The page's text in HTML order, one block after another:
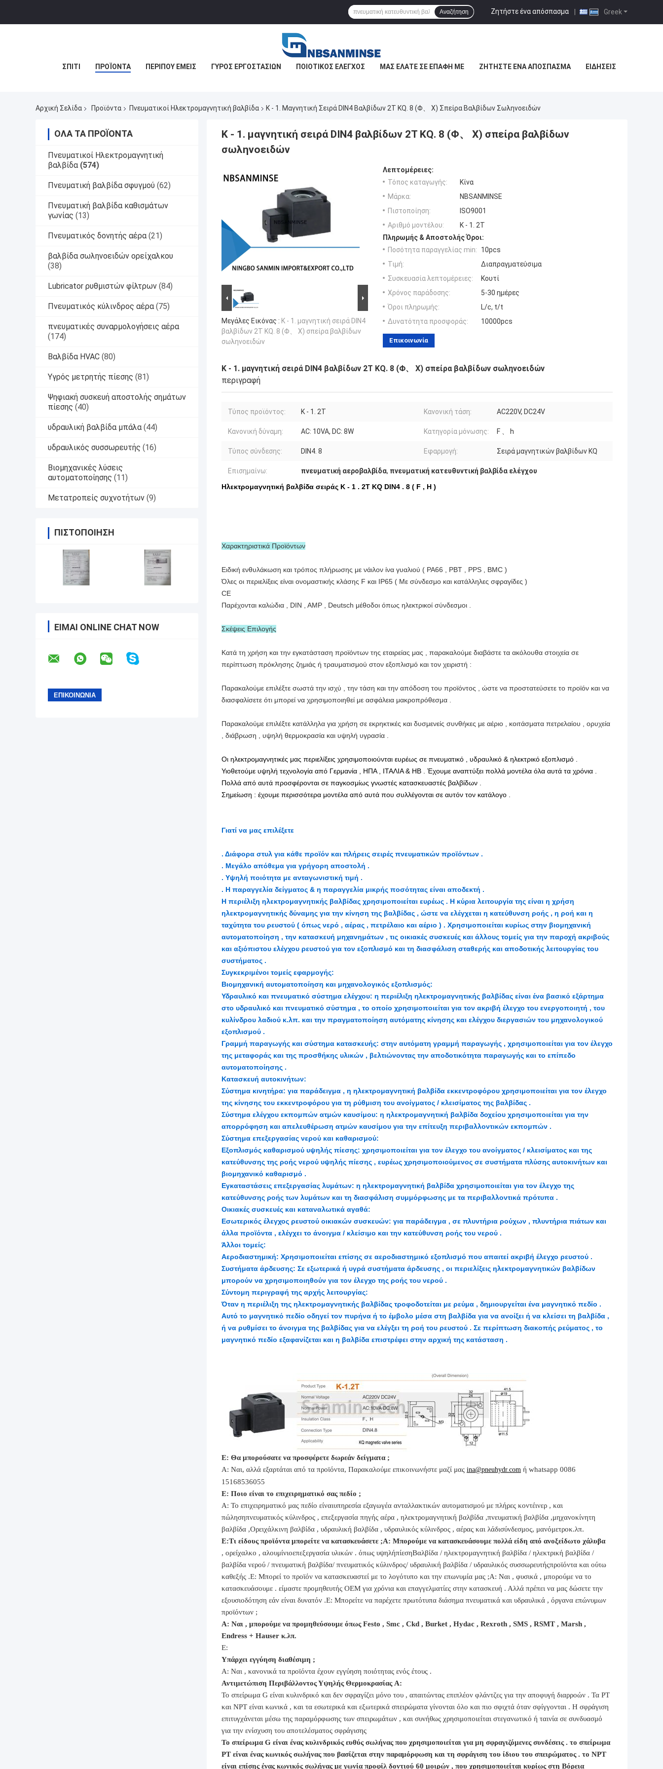
Greek
Ζητήστε ένα απόσπασμα |
Αναζήτηση
ΣΠΊΤΙ ΠΡΟΪΌΝΤΑ ΠΕΡΊΠΟΥ ΕΜΕΊΣ ΓΎΡΟΣ ΕΡΓΟΣΤΑΣΊΩΝ ΠΟΙΟΤΙΚΌΣ ΈΛΕΓΧΟΣ ΜΑΣ ΕΛΆΤΕ ΣΕ ΕΠΑΦΉ ΜΕ ΖΗΤΉΣΤΕ ΈΝΑ ΑΠΌΣΠΑΣΜΑ ΕΙΔΉΣΕΙΣ
Αρχική Σελίδα Προϊόντα Πνευματικοί Ηλεκτρομαγνητική βαλβίδα K - 1. Μαγνητική Σειρά DIN4 Βαλβίδων 2T KQ. 8 (Φ、 Χ) Σπείρα Βαλβίδων Σωληνοειδών
ΌΛΑ ΤΑ ΠΡΟΪΌΝΤΑ
Πνευματικοί Ηλεκτρομαγνητική
βαλβίδα (574)
Πνευματική βαλβίδα σφυγμού (62)
Πνευματική βαλβίδα καθισμάτων
γωνίας (13)
Πνευματικός δονητής αέρα (21)
βαλβίδα σωληνοειδών ορείχαλκου
(38)
Lubricator ρυθμιστών φίλτρων (84)
Πνευματικός κύλινδρος αέρα (75)
πνευματικές συναρμολογήσεις αέρα
(174)
Βαλβίδα HVAC (80)
Υγρός μετρητής πίεσης (81)
Ψηφιακή συσκευή αποστολής σημάτων
πίεσης (40)
υδραυλική βαλβίδα μπάλα (44)
υδραυλικός συσσωρευτής (16)
Βιομηχανικές λύσεις
αυτοματοποίησης (11)
Μετατροπείς συχνοτήτων (9)
ΠΙΣΤΟΠΟΊΗΣΗ
ΕΊΜΑΙ ONLINE CHAT NOW
K - 1. μαγνητική σειρά DIN4 βαλβίδων 2T KQ. 8 (Φ、 Χ) σπείρα βαλβίδων
σωληνοειδών
Μεγάλες Εικόνας : K - 1. μαγνητική σειρά DIN4
βαλβίδων 2T KQ. 8 (Φ、 Χ) σπείρα βαλβίδων
σωληνοειδών
Λεπτομέρειες:
Τόπος καταγωγής:
Κίνα
Μάρκα:
NBSANMINSE
Πιστοποίηση:
ISO9001
Αριθμό μοντέλου:
K - 1. 2T
Πληρωμής & Αποστολής Όροι:
Ποσότητα παραγγελίας min:
10pcs
Τιμή:
Διαπραγματεύσιμα
Συσκευασία λεπτομέρειες:
Κουτί
Χρόνος παράδοσης:
5-30 ημέρες
Όροι πληρωμής:
L/c, t/t
Δυνατότητα προσφοράς:
10000pcs
Επικοινωνία
K - 1. μαγνητική σειρά DIN4 βαλβίδων 2T KQ. 8 (Φ、 Χ) σπείρα βαλβίδων σωληνοειδών
περιγραφή
Τύπος προϊόντος: K - 1. 2T Κανονική τάση: AC220V, DC24V
Κανονική δύναμη: AC: 10VA, DC: 8W Κατηγορία μόνωσης: F 、 h
Τύπος σύνδεσης: DIN4. 8 Εφαρμογή: Σειρά μαγνητικών βαλβίδων KQ
Επισημαίνω: πνευματική αεροβαλβίδα, πνευματική κατευθυντική βαλβίδα ελέγχου
Ηλεκτρομαγνητική βαλβίδα σειράς K - 1 . 2T KQ DIN4 . 8 ( F , H )
Χαρακτηριστικά Προϊόντων
Ειδική ενθυλάκωση και τρόπος πλήρωσης με νάιλον ίνα γυαλιού ( PA66 , PBT , PPS , BMC )
Όλες οι περιελίξεις είναι ονομαστικής κλάσης F και IP65 ( Με σύνδεσμο και κατάλληλες σφραγίδες )
CE
Παρέχονται καλώδια , DIN , AMP , Deutsch μέθοδοι όπως ηλεκτρικοί σύνδεσμοι .
Σκέψεις Επιλογής
Κατά τη χρήση και την εγκατάσταση προϊόντων της εταιρείας μας , παρακαλούμε διαβάστε τα ακόλουθα στοιχεία σε
περίπτωση πρόκλησης ζημιάς ή τραυματισμού στον εξοπλισμό και τον χειριστή :
Παρακαλούμε επιλέξτε σωστά την ισχύ , την τάση και την απόδοση του προϊόντος , ώστε να προστατεύσετε το προϊόν και να
διασφαλίσετε ότι μπορεί να χρησιμοποιηθεί με ασφάλεια μακροπρόθεσμα .
Παρακαλούμε επιλέξτε κατάλληλα για χρήση σε εκρηκτικές και δυσμενείς συνθήκες με αέριο , κοιτάσματα πετρελαίου , ορυχεία
, διάβρωση , υψηλή θερμοκρασία και υψηλή υγρασία .
Οι ηλεκτρομαγνητικές μας περιελίξεις χρησιμοποιούνται ευρέως σε πνευματικό , υδραυλικό & ηλεκτρικό εξοπλισμό .
Υιοθετούμε υψηλή τεχνολογία από Γερμανία , ΗΠΑ , ΙΤΑΛΙΑ & ΗΒ . Έχουμε αναπτύξει πολλά μοντέλα όλα αυτά τα χρόνια .
Πολλά από αυτά προσφέρονται σε παγκοσμίως γνωστές κατασκευαστές βαλβίδων .
Σημείωση : έχουμε περισσότερα μοντέλα από αυτά που συλλέγονται σε αυτόν τον κατάλογο .
Γιατί να μας επιλέξετε
. Διάφορα στυλ για κάθε προϊόν και πλήρεις σειρές πνευματικών προϊόντων .
. Μεγάλο απόθεμα για γρήγορη αποστολή .
. Υψηλή ποιότητα με ανταγωνιστική τιμή .
. Η παραγγελία δείγματος & η παραγγελία μικρής ποσότητας είναι αποδεκτή .
Η περιέλιξη ηλεκτρομαγνητικής βαλβίδας χρησιμοποιείται ευρέως . Η κύρια λειτουργία της είναι η χρήση
ηλεκτρομαγνητικής δύναμης για την κίνηση της βαλβίδας , ώστε να ελέγχεται η κατεύθυνση ροής , η ροή και η
ταχύτητα του ρευστού ( όπως νερό , αέρας , πετρέλαιο και αέριο ) . Χρησιμοποιείται κυρίως στην βιομηχανική
αυτοματοποίηση , την κατασκευή μηχανημάτων , τις οικιακές συσκευές και άλλους τομείς για την παροχή ακριβούς
και αξιόπιστου ελέγχου ρευστού για τον εξοπλισμό και τη διασφάλιση σταθερής και αποδοτικής λειτουργίας του
συστήματος .
Συγκεκριμένοι τομείς εφαρμογής:
Βιομηχανική αυτοματοποίηση και μηχανολογικός εξοπλισμός:
Υδραυλικό και πνευματικό σύστημα ελέγχου: η περιέλιξη ηλεκτρομαγνητικής βαλβίδας είναι ένα βασικό εξάρτημα
στο υδραυλικό και πνευματικό σύστημα , το οποίο χρησιμοποιείται για τον ακριβή έλεγχο του ενεργοποιητή , του
κυλίνδρου λαδιού κ.λπ. και την πραγματοποίηση αυτόματης κίνησης και ελέγχου διεργασιών του μηχανολογικού
εξοπλισμού .
Γραμμή παραγωγής και σύστημα κατασκευής: στην αυτόματη γραμμή παραγωγής , χρησιμοποιείται για τον έλεγχο
της μεταφοράς και της προσθήκης υλικών , βελτιώνοντας την αποδοτικότητα παραγωγής και το επίπεδο
αυτοματοποίησης .
Κατασκευή αυτοκινήτων:
Σύστημα κινητήρα: για παράδειγμα , η ηλεκτρομαγνητική βαλβίδα εκκεντροφόρου χρησιμοποιείται για τον έλεγχο
της κίνησης του εκκεντροφόρου για τη ρύθμιση του ανοίγματος / κλεισίματος της βαλβίδας .
Σύστημα ελέγχου εκπομπών ατμών καυσίμου: η ηλεκτρομαγνητική βαλβίδα δοχείου χρησιμοποιείται για την
απορρόφηση και απελευθέρωση ατμών καυσίμου για την επίτευξη περιβαλλοντικών εκπομπών .
Σύστημα επεξεργασίας νερού και καθαρισμού:
Εξοπλισμός καθαρισμού υψηλής πίεσης: χρησιμοποιείται για τον έλεγχο του ανοίγματος / κλεισίματος και της
κατεύθυνσης της ροής νερού υψηλής πίεσης , ευρέως χρησιμοποιούμενος σε συστήματα πλύσης αυτοκινήτων και
βιομηχανικό καθαρισμό .
Εγκαταστάσεις επεξεργασίας λυμάτων: η ηλεκτρομαγνητική βαλβίδα χρησιμοποιείται για τον έλεγχο της
κατεύθυνσης ροής των λυμάτων και τη διασφάλιση συμμόρφωσης με τα περιβαλλοντικά πρότυπα .
Οικιακές συσκευές και καταναλωτικά αγαθά:
Εσωτερικός έλεγχος ρευστού οικιακών συσκευών: για παράδειγμα , σε πλυντήρια ρούχων , πλυντήρια πιάτων και
άλλα προϊόντα , ελέγχει το άνοιγμα / κλείσιμο και την κατεύθυνση ροής του νερού .
Άλλοι τομείς:
Αεροδιαστημική: Χρησιμοποιείται επίσης σε αεροδιαστημικό εξοπλισμό που απαιτεί ακριβή έλεγχο ρευστού .
Συστήματα άρδευσης: Σε εξωτερικά ή υγρά συστήματα άρδευσης , οι περιελίξεις ηλεκτρομαγνητικών βαλβίδων
μπορούν να χρησιμοποιηθούν για τον έλεγχο της ροής του νερού .
Σύντομη περιγραφή της αρχής λειτουργίας:
Όταν η περιέλιξη της ηλεκτρομαγνητικής βαλβίδας τροφοδοτείται με ρεύμα , δημιουργείται ένα μαγνητικό πεδίο .
Αυτό το μαγνητικό πεδίο οδηγεί τον πυρήνα ή το έμβολο μέσα στη βαλβίδα για να ανοίξει ή να κλείσει τη βαλβίδα ,
ή να ρυθμίσει το άνοιγμα της βαλβίδας για να ελέγξει τη ροή του ρευστού . Σε περίπτωση διακοπής ρεύματος , το
μαγνητικό πεδίο εξαφανίζεται και η βαλβίδα επιστρέφει στην αρχική της κατάσταση .
Ε: Θα μπορούσατε να προσφέρετε δωρεάν δείγματα ;
Α: Ναι, αλλά εξαρτάται από τα προϊόντα, Παρακαλούμε επικοινωνήστε μαζί μας ina@pneuhydr.com ή whatsapp 0086
15168536055
Ε: Ποιο είναι το επιχειρηματικό σας πεδίο ;
Α: Το επιχειρηματικό μας πεδίο είναιυπηρεσία εξαγωγέα ανταλλακτικών αυτοματισμού με πλήρες κοντέινερ , και
πώλησηπνευματικός κύλινδρος , επεξεργασία πηγής αέρα , ηλεκτρομαγνητική βαλβίδα ,πνευματική βαλβίδα ,μηχανοκίνητη
βαλβίδα ,Ορειχάλκινη βαλβίδα , υδραυλική βαλβίδα , υδραυλικός κύλινδρος , αέρας και λάδισύνδεσμος, μανόμετροκ.λπ.
Ε:Τι είδους προϊόντα μπορείτε να κατασκευάσετε ;Α: Μπορούμε να κατασκευάσουμε πολλά είδη από ανοξείδωτο χάλυβα
, ορείχαλκο , αλουμίνιοεπεξεργασία υλικών . όπως υψηλήπίεσηΒαλβίδα / ηλεκτρομαγνητική βαλβίδα / ηλεκτρική βαλβίδα /
βαλβίδα νερού / πνευματική βαλβίδα/ πνευματικός κύλινδρος/ υδραυλική βαλβίδα / υδραυλικός συσσωρευτήςπροϊόντα και ούτω
καθεξής .Ε: Μπορεί το προϊόν να κατασκευαστεί με το λογότυπο και την επωνυμία μας ;Α: Ναι , φυσικά , μπορούμε να το
κατασκευάσουμε . είμαστε προμηθευτής OEM για χρόνια και επαγγελματίες στην κατασκευή . Αλλά πρέπει να μας δώσετε την
εξουσιοδότηση εάν είναι δυνατόν .Ε: Μπορείτε να παρέχετε πρωτότυπα διάσημα πνευματικά και υδραυλικά , όργανα επώνυμων
προϊόντων ;
Α: Ναι , μπορούμε να προμηθεύσουμε όπως Festo , Smc , Ckd , Burket , Hydac , Rexroth , SMS , RSMT , Marsh ,
Endress + Hauser κ.λπ.
Ε:
Υπάρχει εγγύηση διαθέσιμη ;
Α: Ναι , κανονικά τα προϊόντα έχουν εγγύηση ποιότητας ενός έτους .
Αντιμετώπιση Περιβάλλοντος Υψηλής Θερμοκρασίας Α:
Το σπείρωμα G είναι κυλινδρικό και δεν σφραγίζει μόνο του , απαιτώντας επιπλέον φλάντζες για την αποφυγή διαρροών . Τα PT
και NPT είναι κωνικά , και τα εσωτερικά και εξωτερικά σπειρώματα γίνονται όλο και πιο σφιχτά όταν σφίγγονται . Η σφράγιση
επιτυγχάνεται μέσω της παραμόρφωσης των σπειρωμάτων , και συνήθως χρησιμοποιείται στεγανωτικό ή ταινία σε συνδυασμό
για την ενίσχυση του αποτελέσματος σφράγισης
Το σπείρωμα G είναι ένας κυλινδρικός ευθύς σωλήνας που χρησιμοποιείται για μη σφραγιζόμενες συνδέσεις . το σπείρωμα
PT είναι ένας κωνικός σωλήνας που βασίζεται στην παραμόρφωση και τη σφράγιση του ίδιου του σπειρώματος . το NPT
είναι επίσης ένας κωνικός σωλήνας με γωνία προφίλ δοντιού 60 μοιρών , που χρησιμοποιείται κυρίως στη Βόρεια